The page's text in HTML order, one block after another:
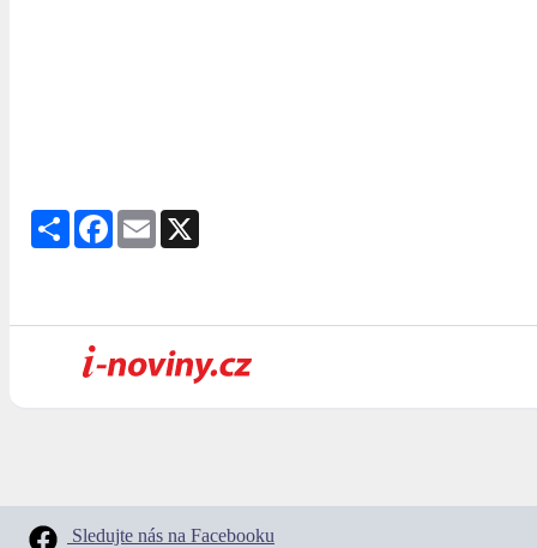
Share Facebook
Email
Sledujte nás na Facebooku